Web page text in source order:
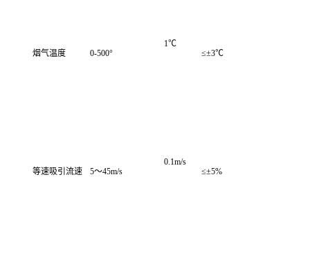
烟气温度 0-500°
1℃
≤±3℃
等速吸引流速 5～45m/s
0.1m/s
≤±5%